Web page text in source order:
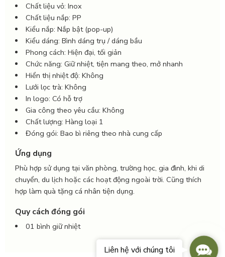
Chất liệu vỏ: Inox
Chất liệu nắp: PP
Kiểu nắp: Nắp bật (pop-up)
Kiểu dáng: Bình dáng trụ / dáng bầu
Phong cách: Hiện đại, tối giản
Chức năng: Giữ nhiệt, tiện mang theo, mở nhanh
Hiển thị nhiệt độ: Không
Lưới lọc trà: Không
In logo: Có hỗ trợ
Gia công theo yêu cầu: Không
Chất lượng: Hàng loại 1
Đóng gói: Bao bì riêng theo nhà cung cấp
Ứng dụng
Phù hợp sử dụng tại văn phòng, trường học, gia đình, khi di
chuyển, du lịch hoặc các hoạt động ngoài trời. Cũng thích
hợp làm quà tặng cá nhân tiện dụng.
Quy cách đóng gói
01 bình giữ nhiệt
Us
Liên hệ với chúng tôi